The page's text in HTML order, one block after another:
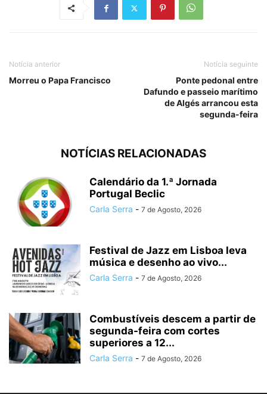
Notícia anterior
Morreu o Papa Francisco
Notícia seguinte
Ponte pedonal entre
Dafundo e passeio marítimo
de Algés arrancou esta
segunda-feira
NOTÍCIAS RELACIONADAS
Calendário da 1.ª Jornada
Portugal Beclic
Carla Serra - 7 de Agosto, 2026
Festival de Jazz em Lisboa leva
música e desenho ao vivo...
Carla Serra - 7 de Agosto, 2026
Combustíveis descem a partir de
segunda-feira com cortes
superiores a 12...
Carla Serra - 7 de Agosto, 2026